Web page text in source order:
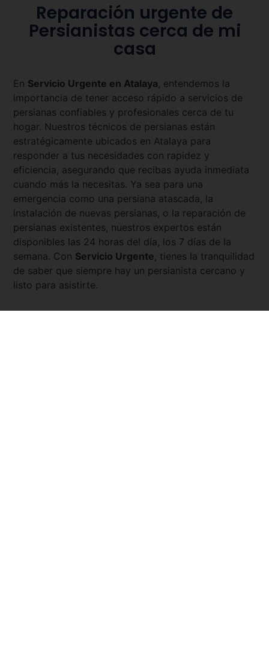
Reparación urgente de
Persianistas cerca de mi
casa
En Servicio Urgente en Atalaya , entendemos la
importancia de tener acceso rápido a servicios de
persianas confiables y profesionales cerca de tu
hogar. Nuestros técnicos de persianas están
estratégicamente ubicados en Atalaya para
responder a tus necesidades con rapidez y
eficiencia, asegurando que recibas ayuda inmediata
cuando más la necesitas. Ya sea para una
emergencia como una persiana atascada, la
instalación de nuevas persianas, o la reparación de
persianas existentes, nuestros expertos están
disponibles las 24 horas del día, los 7 días de la
semana. Con Servicio Urgente , tienes la tranquilidad
de saber que siempre hay un persianista cercano y
listo para asistirte.